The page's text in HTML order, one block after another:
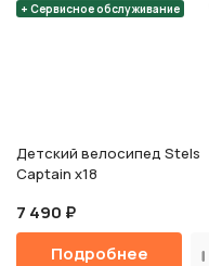
+ Сервисное обслуживание
Детский велосипед Stels
Captain х18
7 490 ₽
Подробнее